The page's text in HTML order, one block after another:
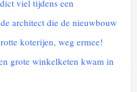
viel tijdens een
architect die de nieuwbouw
koterijen, weg ermee!
grote winkelketen kwam in